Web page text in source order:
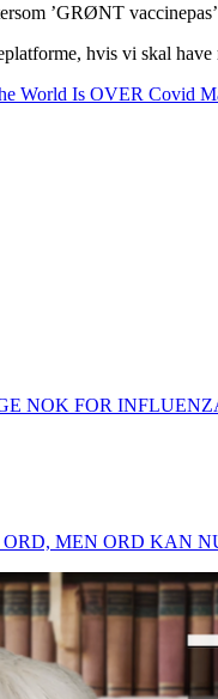
’GRØNT
hvis vi skal
World Is OVER Covid
NOK FOR
MEN ORD KAN